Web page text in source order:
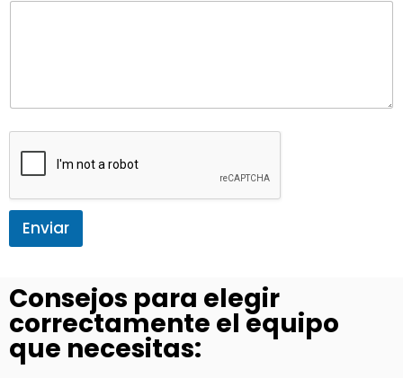
Enviar
Consejos para elegir
correctamente el equipo
que necesitas: